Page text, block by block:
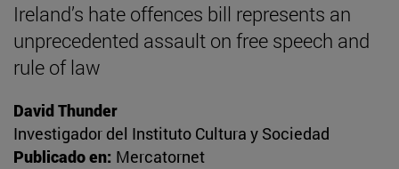
Ireland’s hate offences bill represents an
unprecedented assault on free speech and
rule of law
David Thunder
Investigador del Instituto Cultura y Sociedad
Publicado en: Mercatornet